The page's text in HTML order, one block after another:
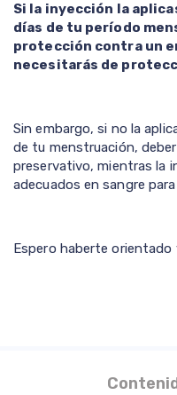
Si la inyección la
días de tu período
protección contra un
necesitarás de
Sin embargo, si no la
de tu menstruación,
preservativo, mientras la
adecuados en sangre
Espero haberte